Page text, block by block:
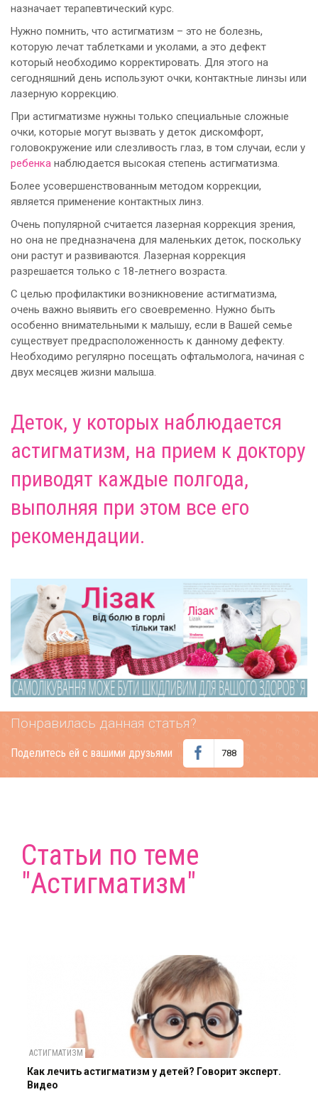
назначает терапевтический курс.
Нужно помнить, что астигматизм – это не болезнь,
которую лечат таблетками и уколами, а это дефект
который необходимо корректировать. Для этого на
сегодняшний день используют очки, контактные линзы или
лазерную коррекцию.
При астигматизме нужны только специальные сложные
очки, которые могут вызвать у деток дискомфорт,
головокружение или слезливость глаз, в том случаи, если у
ребенка наблюдается высокая степень астигматизма.
Более усовершенствованным методом коррекции,
является применение контактных линз.
Очень популярной считается лазерная коррекция зрения,
но она не предназначена для маленьких деток, поскольку
они растут и развиваются. Лазерная коррекция
разрешается только с 18-летнего возраста.
С целью профилактики возникновение астигматизма,
очень важно выявить его своевременно. Нужно быть
особенно внимательными к малышу, если в Вашей семье
существует предрасположенность к данному дефекту.
Необходимо регулярно посещать офтальмолога, начиная с
двух месяцев жизни малыша.
Деток, у которых наблюдается
астигматизм, на прием к доктору
приводят каждые полгода,
выполняя при этом все его
рекомендации.
Понравилась данная статья?
Поделитесь ей с вашими друзьями 788
Статьи по теме
"Астигматизм"
АСТИГМАТИЗМ
Как лечить астигматизм у детей? Говорит эксперт.
Видео